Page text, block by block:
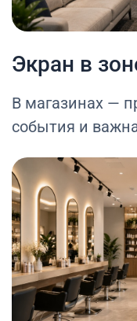
Экран в
В магазинах —
события и